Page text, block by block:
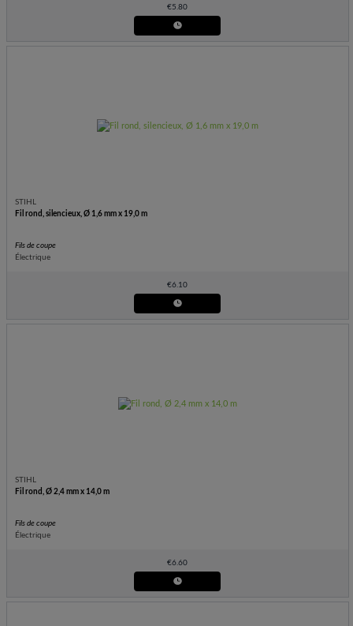
€5.80
STIHL
Fil rond, silencieux, Ø 1,6 mm x 19,0 m
Fils de coupe
Électrique
€6.10
STIHL
Fil rond, Ø 2,4 mm x 14,0 m
Fils de coupe
Électrique
€6.60